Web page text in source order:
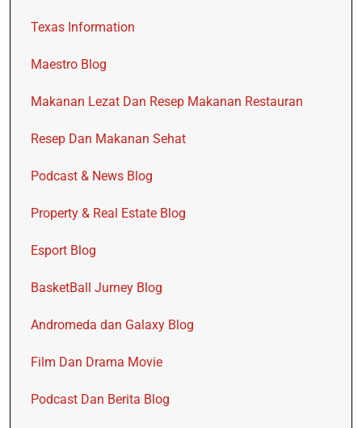
Texas Information
Maestro Blog
Makanan Lezat Dan Resep Makanan Restauran
Resep Dan Makanan Sehat
Podcast & News Blog
Property & Real Estate Blog
Esport Blog
BasketBall Jurney Blog
Andromeda dan Galaxy Blog
Film Dan Drama Movie
Podcast Dan Berita Blog